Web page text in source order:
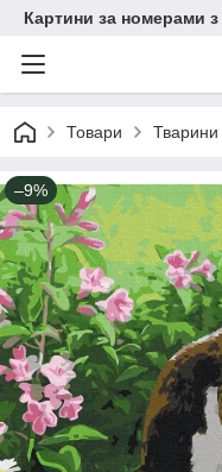
Картини за номерами з
Товари Тварини
–9%